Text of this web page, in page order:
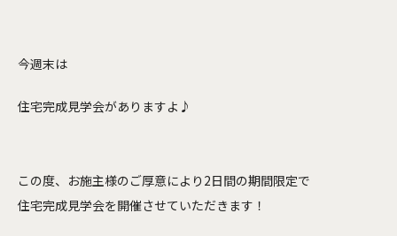
今週末は
住宅完成見学会がありますよ♪
この度、お施主様のご厚意により2日間の期間限定で
住宅完成見学会を開催させていただきます！